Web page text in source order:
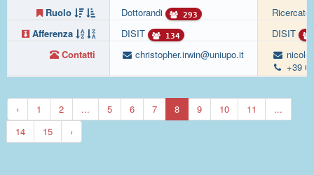
Ruolo
Afferenza
Contatti
Dottorandi
293
DISIT 134
christopher.irwin@uniupo.it
DISIT
+39
‹ 1 2 ... 5 6 7 8 9 10 11
...
14
15 ›